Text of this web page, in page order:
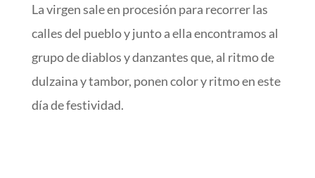
La virgen sale en procesión para recorrer las
calles del pueblo y junto a ella encontramos al
grupo de diablos y danzantes que, al ritmo de
dulzaina y tambor, ponen color y ritmo en este
día de festividad.